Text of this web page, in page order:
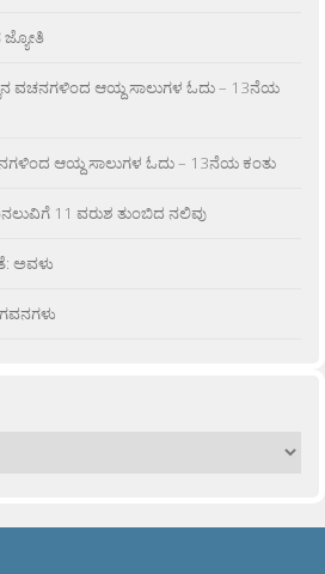
ಜ್ಯೋತಿ
ವಚನಗಳಿಂದ ಆಯ್ದ ಸಾಲುಗಳ ಓದು – 13ನೆಯ
ಆಯ್ದ ಸಾಲುಗಳ ಓದು – 13ನೆಯ ಕಂತು
11 ವರುಶ ತುಂಬಿದ ನಲಿವು
ಅವಳು